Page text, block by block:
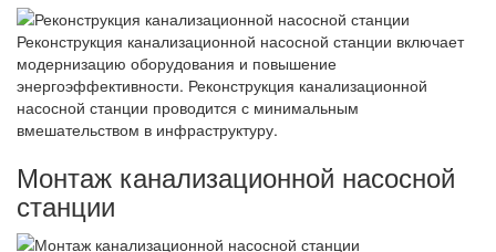
Реконструкция канализационной насосной станции включает
модернизацию оборудования и повышение
энергоэффективности. Реконструкция канализационной
насосной станции проводится с минимальным
вмешательством в инфраструктуру.
Монтаж канализационной насосной
станции